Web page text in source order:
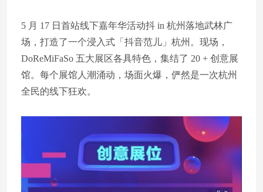
5 月 17 日首站线下嘉年华活动抖 in 杭州落地武林广
场，打造了一个浸入式「抖音范儿」杭州。现场，
DoReMiFaSo 五大展区各具特色，集结了 20 + 创意展
馆。每个展馆人潮涌动，场面火爆，俨然是一次杭州
全民的线下狂欢。